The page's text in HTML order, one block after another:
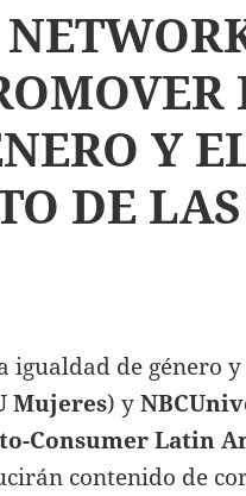
Y
DE LAS
igualdad de género
Mujeres) y
Consumer Latin
contenido de